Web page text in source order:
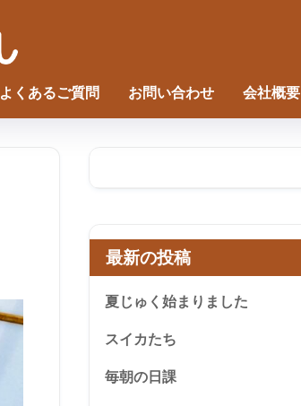
よくあるご質問 お問い合わせ 会社概要
最新の投稿
夏じゅく始まりました
スイカたち
毎朝の日課